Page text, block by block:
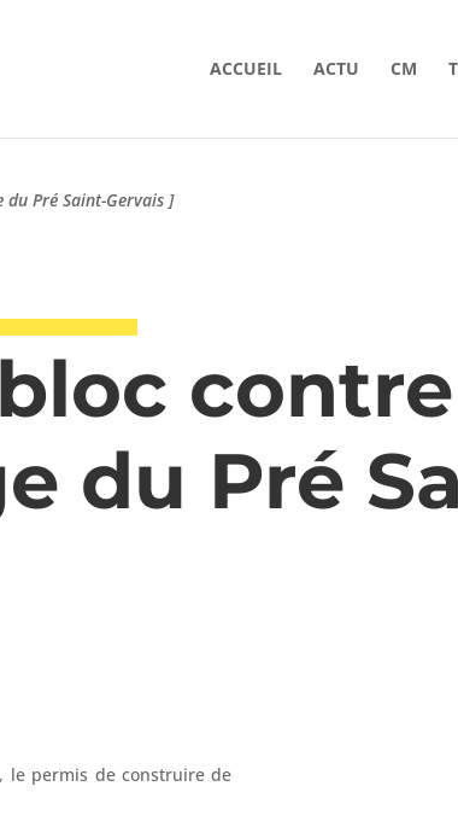
ACCUEIL ACTU CM
Pré Saint-Gervais ]
du Pré
le permis de construire de